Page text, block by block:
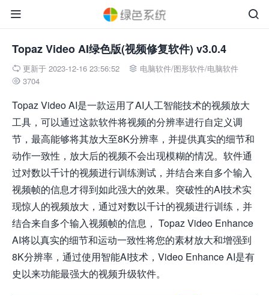


Topaz Video AI绿色版(视频修复软件) v3.0.4
 更新于 2023-12-16 23:56:52  电脑软件/图形软件/电脑软件
 3704
Topaz Video AI是一款运用了AI人工智能技术的视频放大
工具，可以通过这款软件将视频的分辨率进行自定义调
节，最高能够将其放大至8K分辨率，并提供真实的细节和
动作一致性，放大后的视频不会出现模糊的情况。软件通
过对数以千计的视频进行训练测试，并结合来自多个输入
视频帧的信息才得到如此强大的效果。突破性的AI技术实
现惊人的视频放大，通过对数以千计的视频进行训练，并
结合来自多个输入视频帧的信息， Topaz Video Enhance
AI将以真实的细节和运动一致性将您的素材放大和增强到
8K分辨率，通过使用智能AI技术，Video Enhance AI是有
史以来功能最强大的视频升级软件。